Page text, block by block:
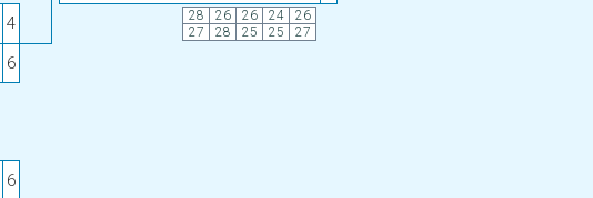
4 28 26 26 24
26
27
28 25 25 27
6
6